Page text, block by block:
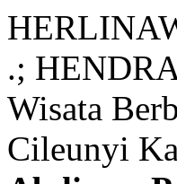
.;
Wisata
Cileunyi